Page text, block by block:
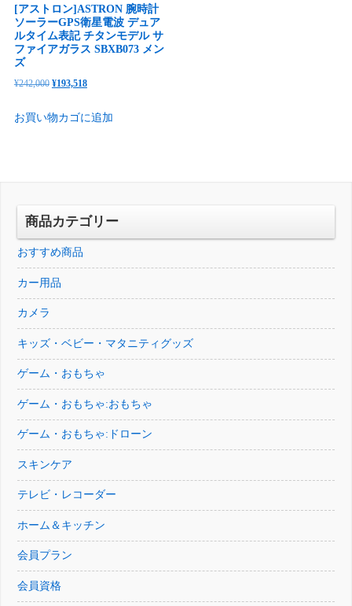
[アストロン]ASTRON 腕時計
ソーラーGPS衛星電波 デュア
ルタイム表記 チタンモデル サ
ファイアガラス SBXB073 メン
ズ
¥242,000 元
価
し
¥193,518現
の
で
お買い物カゴに追加
商品カテゴリー
おすすめ商品
カー用品
カメラ
キッズ・ベビー・マタニティグッズ
ゲーム・おもちゃ
ゲーム・おもちゃ:おもちゃ
ゲーム・おもちゃ:ドローン
スキンケア
テレビ・レコーダー
ホーム＆キッチン
会員プラン
会員資格